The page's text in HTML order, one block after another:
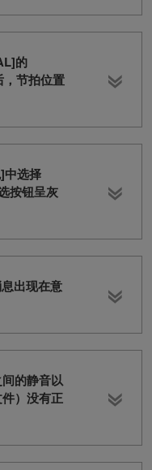
的
节拍位置
中选择
按钮呈灰
出现在意
的静音以
）没有正